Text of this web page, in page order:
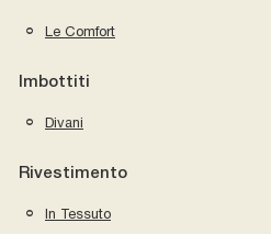
Le Comfort
Imbottiti
Divani
Rivestimento
In Tessuto